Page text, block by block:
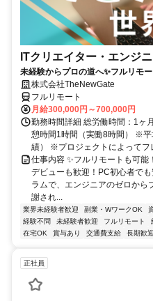
ITクリエイター・エンジ
未経験からプロの道へ✨フルリモ
株式会社TheNewGate
フルリモート
月給300,000円～700,000円
勤務時間詳細 総労働時間：1
憩時間1時間（実働8時間） ※
績） ※プロジェクトによってフ
仕事内容 ✨フルリモートも可
デビューも歓迎！PC初心者で
ラムで、エンジニアのゼロから
謝され...
業界未経験者歓迎 副業・WワークOK
経験不問
未経験者歓迎 フルリモート
在宅OK
賞与あり 交通費支給 長期歓迎
正社員